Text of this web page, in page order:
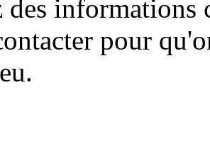
des informations
pour